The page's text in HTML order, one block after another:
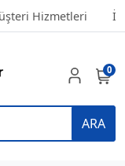
Hizmetleri
ARA
0